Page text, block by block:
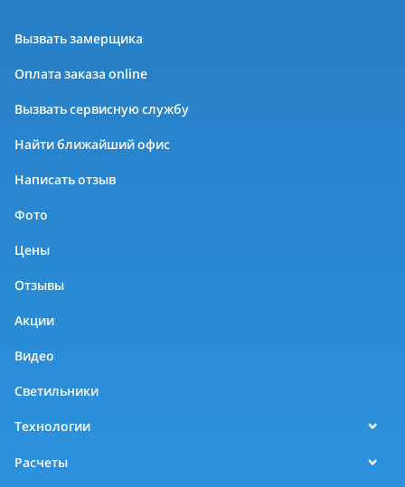
Вызвать замерщика
Оплата заказа online
Вызвать сервисную службу
Найти ближайший офис
Написать отзыв
Фото
Цены
Отзывы
Акции
Видео
Светильники
Технологии
Расчеты